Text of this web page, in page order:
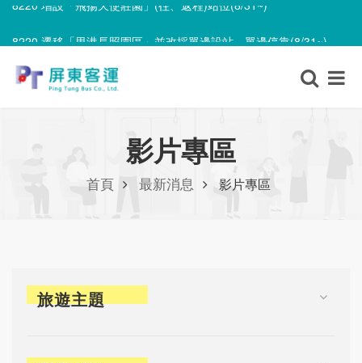
影片專區
首頁 最新消息 影片專區
旅遊主題